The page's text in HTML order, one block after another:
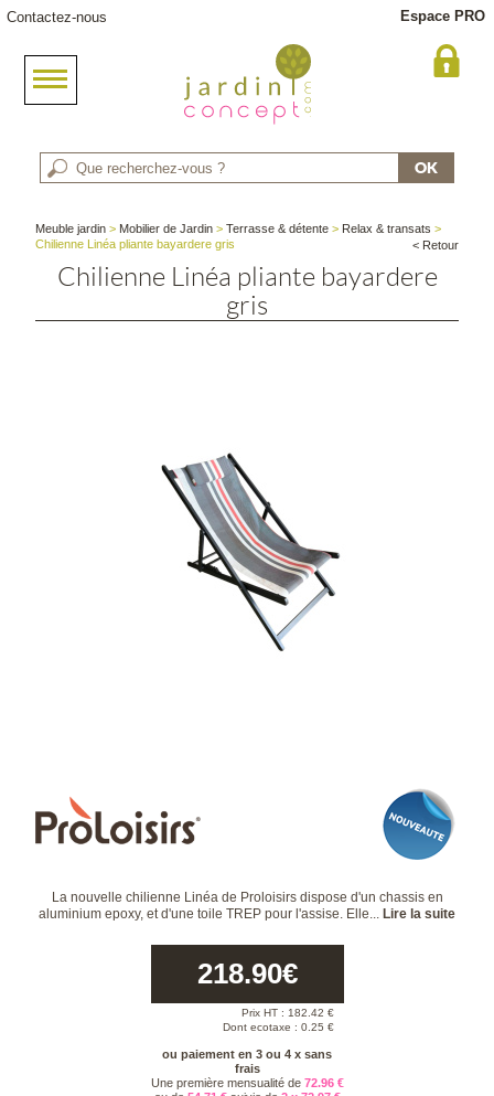
Contactez-nous Espace PRO
Meuble jardin > Mobilier de Jardin >Terrasse & détente > Relax & transats >
Chilienne Linéa pliante bayardere gris
< Retour
Chilienne Linéa pliante bayardere
gris
La nouvelle chilienne Linéa de Proloisirs dispose d'un chassis en
aluminium epoxy, et d'une toile TREP pour l'assise. Elle... Lire la suite
218.90€
Prix HT : 182.42 €
Dont ecotaxe : 0.25 €
ou paiement en 3 ou 4 x sans
frais
Une première mensualité de 72.96 €